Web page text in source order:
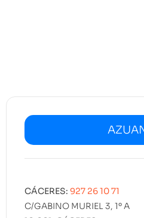
CÁCERES: 927 26 10 71
C/GABINO MURIEL 3, 1º A